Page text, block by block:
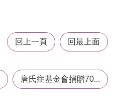
回上一頁 回最上面
唐氏症基金會捐贈70...